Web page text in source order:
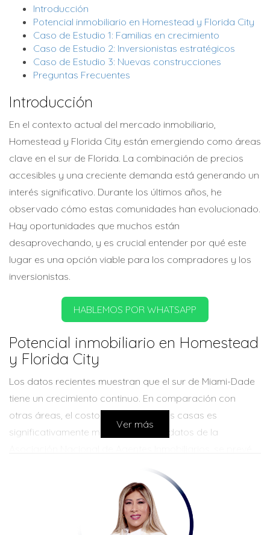
Introducción
Potencial inmobiliario en Homestead y Florida City
Caso de Estudio 1: Familias en crecimiento
Caso de Estudio 2: Inversionistas estratégicos
Caso de Estudio 3: Nuevas construcciones
Preguntas Frecuentes
Introducción
En el contexto actual del mercado inmobiliario,
Homestead y Florida City están emergiendo como áreas
clave en el sur de Florida. La combinación de precios
accesibles y una creciente demanda está generando un
interés significativo. Durante los últimos años, he
observado cómo estas comunidades han evolucionado.
Hay oportunidades que muchos están
desaprovechando, y es crucial entender por qué este
lugar es una opción viable para los compradores y los
inversionistas.
HABLEMOS POR WHATSAPP
Potencial inmobiliario en Homestead
y Florida City
Los datos recientes muestran que el sur de Miami-Dade
tiene un crecimiento continuo. En comparación con
otras áreas, el costo promedio de las casas es
significativamente más bajo. Según datos de la
años. Esto atrae tanto a compradores primerizos como
En mi experiencia, he visto familias jóvenes buscar
Ver más